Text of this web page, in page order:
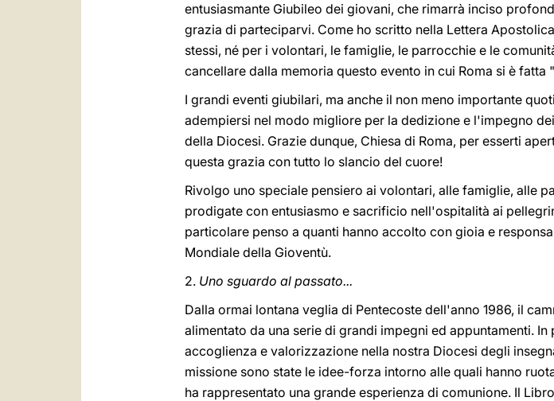
entusiasmante Giubileo dei giovani, che rimarrà inciso
grazia di parteciparvi. Come ho scritto nella Lettera Apostolica
stessi, né per i volontari, le famiglie, le parrocchie e le
cancellare dalla memoria questo evento in cui Roma si è
I grandi eventi giubilari, ma anche il non meno importante
adempiersi nel modo migliore per la dedizione e l'impegno
della Diocesi. Grazie dunque, Chiesa di Roma, per esserti
questa grazia con tutto lo slancio del cuore!
Rivolgo uno speciale pensiero ai volontari, alle famiglie, alle
prodigate con entusiasmo e sacrificio nell'ospitalità ai
particolare penso a quanti hanno accolto con gioia e
Mondiale della Gioventù.
2. Uno sguardo al passato...
Dalla ormai lontana veglia di Pentecoste dell'anno 1986, il
alimentato da una serie di grandi impegni ed appuntamenti.
accoglienza e valorizzazione nella nostra Diocesi degli
missione sono state le idee-forza intorno alle quali hanno
ha rappresentato una grande esperienza di comunione. Il